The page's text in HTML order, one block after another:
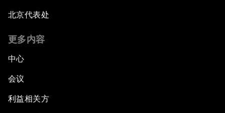
Equitable Employment
Global Statesmanship Award
Accelerating ASEAN Strategic Infrastructure
北京代表处
更多内容
中心
会议
利益相关方